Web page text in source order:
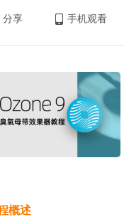
分享 手机观看
概述